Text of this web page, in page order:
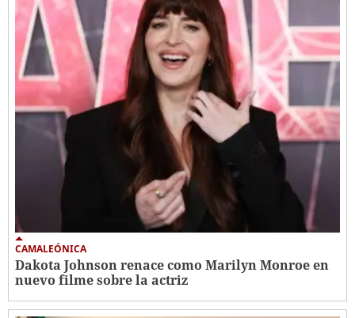
CAMALEÓNICA
Dakota Johnson renace como Marilyn Monroe en
nuevo filme sobre la actriz